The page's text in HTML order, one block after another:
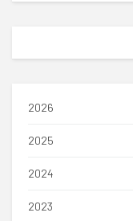
2026
2025
2024
2023